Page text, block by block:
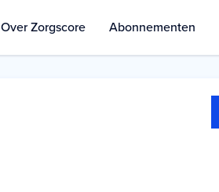
Over Zorgscore Abonnementen